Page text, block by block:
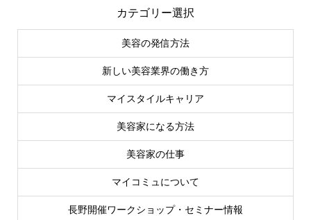
カテゴリー選択
美容の発信方法
新しい美容業界の働き方
マイスタイルキャリア
美容家になる方法
美容家の仕事
マイコミュについて
長野開催ワークショップ・セミナー情報